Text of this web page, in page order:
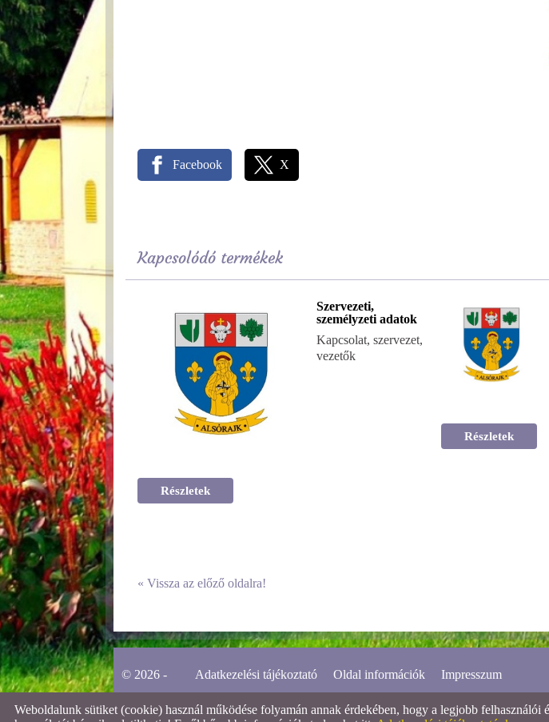
Facebook X
Kapcsolódó termékek
Szervezeti,
személyzeti adatok
Kapcsolat, szervezet,
vezetők
Részletek
Részletek
« Vissza az előző oldalra!
© 2026 - Adatkezelési tájékoztató Oldal információk Impresszum
Weboldalunk sütiket (cookie) használ működése folyamán annak érdekében, hogy a legjobb